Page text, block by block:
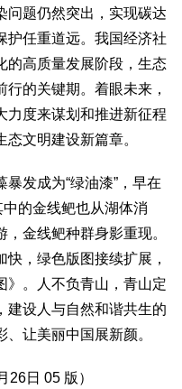
问题仍然突出，实现碳达
护任重道远。我国经济社
的高质量发展阶段，生态
的关键期。着眼未来，
力度来谋划和推进新征程
文明建设新篇章。
发成为“绿油漆”，早在
的金线鲃也从湖体消
金线鲃种群身影重现。
，绿色版图接续扩展，
》。人不负青山，青山定
建设人与自然和谐共生的
让美丽中国展新颜。
日 05 版）